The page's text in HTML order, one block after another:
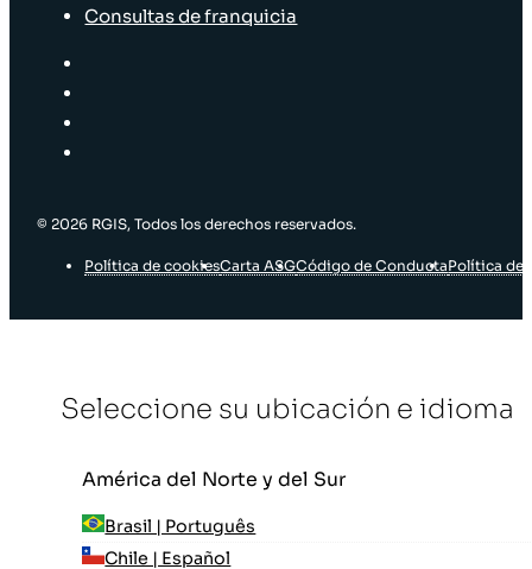
Consultas de franquicia
© 2026 RGIS, Todos los derechos reservados.
Política de cookiesCarta ASGCódigo de ConductaPolítica de
Seleccione su ubicación e idioma
América del Norte y del Sur
Brasil | Português
Chile | Español